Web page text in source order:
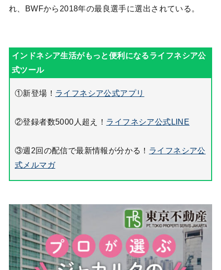
れ、BWFから2018年の最良選手に選出されている。
①新登場！ ライフネシア公式アプリ
②登録者数5000人超え！ ライフネシア公式LINE
③週2回の配信で最新情報が分かる！ ライフネシア公
式メルマガ